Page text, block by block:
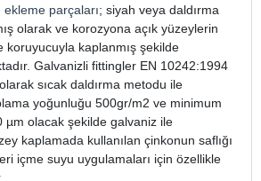
parçaları; siyah veya daldırma
olarak ve korozyona açık yüzeylerin
koruyucuyla kaplanmış şekilde
Galvanizli fittingler EN 10242:1994
sıcak daldırma metodu ile
yoğunluğu 500gr/m2 ve minimum
µm olacak şekilde galvaniz ile
kaplamada kullanılan çinkonun saflığı
içme suyu uygulamaları için özellikle